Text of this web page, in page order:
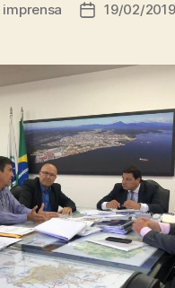
imprensa
Data19/02/2019